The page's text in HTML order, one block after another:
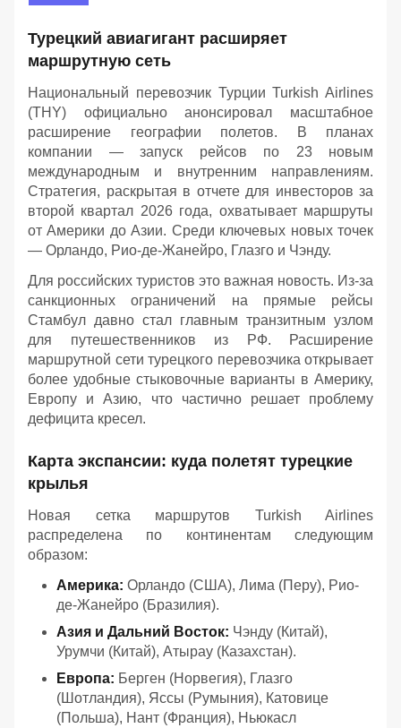
Турецкий авиагигант расширяет
маршрутную сеть
Национальный перевозчик Турции Turkish Airlines
(THY) официально анонсировал масштабное
расширение географии полетов. В планах
компании — запуск рейсов по 23 новым
международным и внутренним направлениям.
Стратегия, раскрытая в отчете для инвесторов за
второй квартал 2026 года, охватывает маршруты
от Америки до Азии. Среди ключевых новых точек
— Орландо, Рио-де-Жанейро, Глазго и Чэнду.
Для российских туристов это важная новость. Из-за
санкционных ограничений на прямые рейсы
Стамбул давно стал главным транзитным узлом
для путешественников из РФ. Расширение
маршрутной сети турецкого перевозчика открывает
более удобные стыковочные варианты в Америку,
Европу и Азию, что частично решает проблему
дефицита кресел.
Карта экспансии: куда полетят турецкие
крылья
Новая сетка маршрутов Turkish Airlines
распределена по континентам следующим
образом:
Америка: Орландо (США), Лима (Перу), Рио-
де-Жанейро (Бразилия).
Азия и Дальний Восток: Чэнду (Китай),
Урумчи (Китай), Атырау (Казахстан).
Европа: Берген (Норвегия), Глазго
(Шотландия), Яссы (Румыния), Катовице
(Польша), Нант (Франция), Ньюкасл